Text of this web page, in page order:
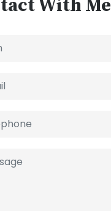
With Me